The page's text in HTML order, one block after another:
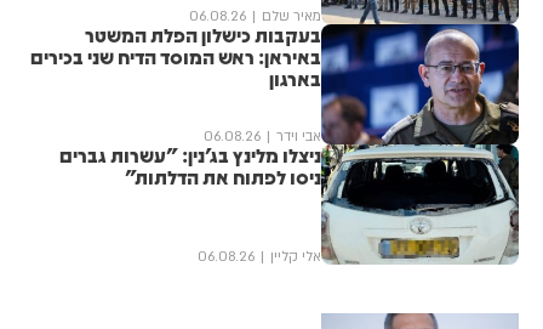
מאיר שלם 06.08.26
בעקבות כישלון הפלת המשטר
באיראן: ראש המוסד הדיח שני בכירים
בארגון
אבי וידר 06.08.26
ניצלו מלינץ בג'נין: "עשרות גברים
ניסו לפתוח את הדלתות"
אלי קליין 06.08.26